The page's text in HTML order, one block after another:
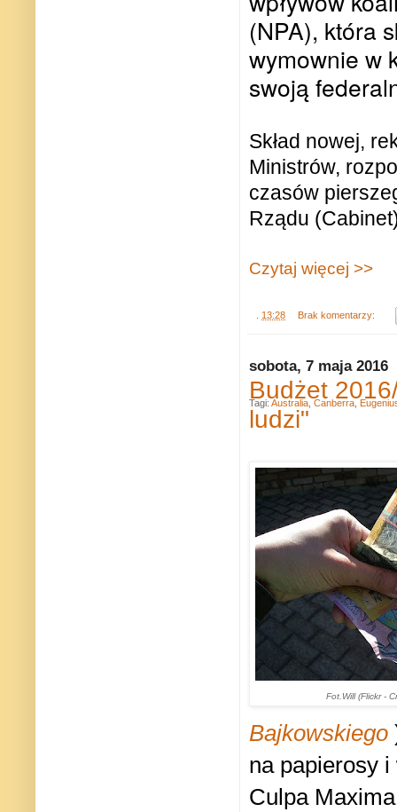
(NPA), która
wymownie w
swoją
Skład nowej,
Ministrów,
czasów
Rządu
Czytaj więcej >>
13:28 Brak komentarzy:
sobota, 7 maja 2016
Budżet
ludzi"
Fot. Will (Flickr -
Bajkowskiego
na papierosy
Culpa
Tagi: Australia Canberra